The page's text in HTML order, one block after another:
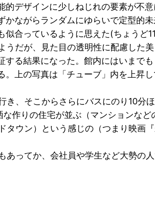
的デザインに少しねじれの要素が不意
かながらランダムにゆらいで定型的
似合っているように思えた(ちょうど
うだが、見た目の透明性に配慮した
する結果になった。館内にはいまで
。上の写真は「チューブ」内を上昇
、そこからさらにバスにのり10分
作りの住宅が並ぶ（マンションな
ウン）という感じの（つまり映画
ってか、会社員や学生など大勢の